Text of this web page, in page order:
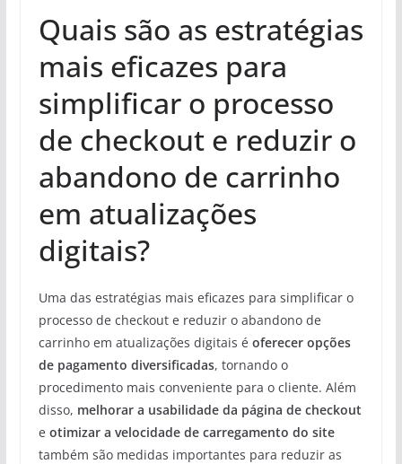
Quais são as estratégias
mais eficazes para
simplificar o processo
de checkout e reduzir o
abandono de carrinho
em atualizações
digitais?
Uma das estratégias mais eficazes para simplificar o
processo de checkout e reduzir o abandono de
carrinho em atualizações digitais é oferecer opções
de pagamento diversificadas, tornando o
procedimento mais conveniente para o cliente. Além
disso, melhorar a usabilidade da página de checkout
e otimizar a velocidade de carregamento do site
também são medidas importantes para reduzir as